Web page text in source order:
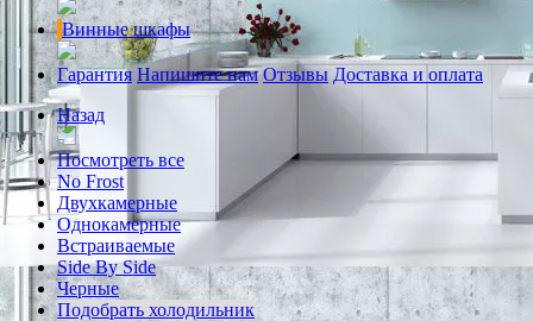
Винные шкафы
Гарантия Напишите нам Отзывы Доставка и оплата
Назад
Посмотреть все
No Frost
Двухкамерные
Однокамерные
Встраиваемые
Side By Side
Черные
Подобрать холодильник